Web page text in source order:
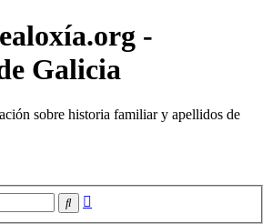
-
Galicia
sobre historia familiar y apellidos de
Buscar